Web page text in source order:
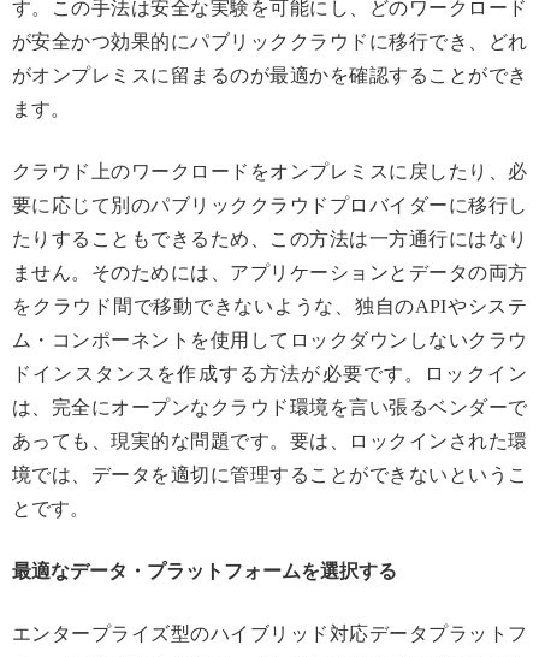
す。この手法は安全な実験を可能にし、どのワークロード
が安全かつ効果的にパブリッククラウドに移行でき、どれ
がオンプレミスに留まるのが最適かを確認することができ
ます。
クラウド上のワークロードをオンプレミスに戻したり、必
要に応じて別のパブリッククラウドプロバイダーに移行し
たりすることもできるため、この方法は一方通行にはなり
ません。そのためには、アプリケーションとデータの両方
をクラウド間で移動できないような、独自のAPIやシステ
ム・コンポーネントを使用してロックダウンしないクラウ
ドインスタンスを作成する方法が必要です。ロックイン
は、完全にオープンなクラウド環境を言い張るベンダーで
あっても、現実的な問題です。要は、ロックインされた環
境では、データを適切に管理することができないというこ
とです。
最適なデータ・プラットフォームを選択する
エンタープライズ型のハイブリッド対応データプラットフ